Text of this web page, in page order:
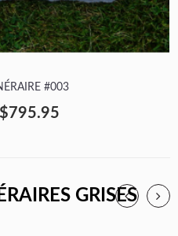
#003
$795.95
GRISES